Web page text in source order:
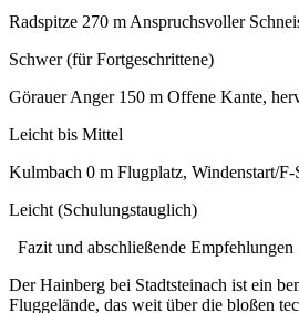
Radspitze 270 m Anspruchsvoller
Schwer (für Fortgeschrittene)
Görauer Anger 150 m Offene Kante,
Leicht bis Mittel
Kulmbach 0 m Flugplatz, Windenstart/F-
Leicht (Schulungstauglich)
Fazit und abschließende Empfehlungen
Der Hainberg bei Stadtsteinach ist ein
Fluggelände, das weit über die bloßen